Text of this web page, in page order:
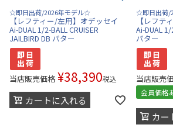
☆即日出荷/2026年モデル☆
【レフティー/左用】オデッセイ
Ai-DUAL 1/2-BALL CRUISER
JAILBIRD DB パター
当店販売価格 ¥38,390税込
カートに入れる
☆即日出荷/
【レフテ
Ai-DUAL 1/
パター
当店販売
会員価格
カー